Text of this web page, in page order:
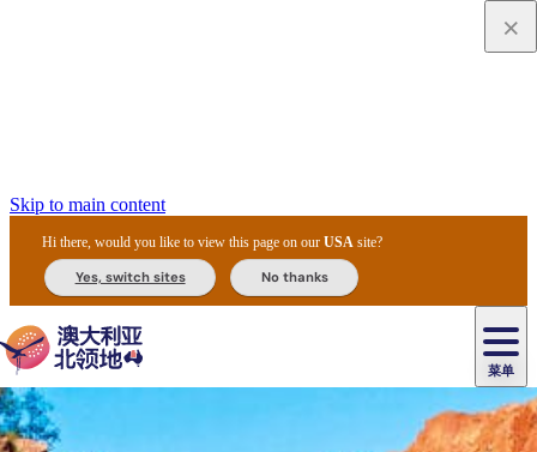
Skip to main content
Hi there, would you like to view this page on ourUSA site?
Yes, switch sites No thanks
菜单